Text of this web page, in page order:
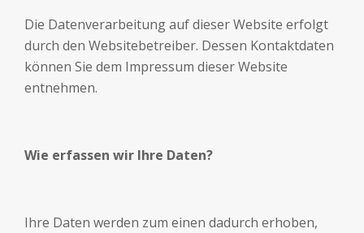
Die Datenverarbeitung auf dieser Website erfolgt
durch den Websitebetreiber. Dessen Kontaktdaten
können Sie dem Impressum dieser Website
entnehmen.
Wie erfassen wir Ihre Daten?
Ihre Daten werden zum einen dadurch erhoben,